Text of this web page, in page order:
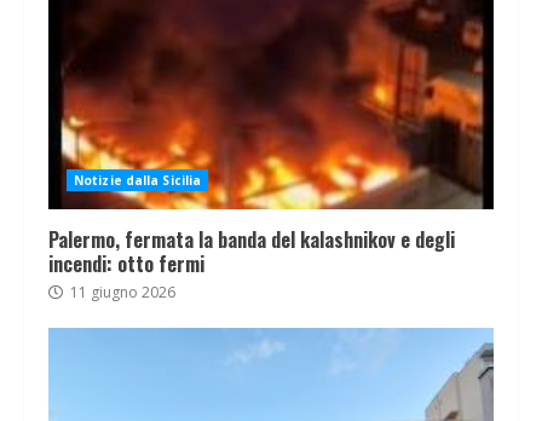
Notizie dalla Sicilia
Palermo, fermata la banda del kalashnikov e degli
incendi: otto fermi
11 giugno 2026